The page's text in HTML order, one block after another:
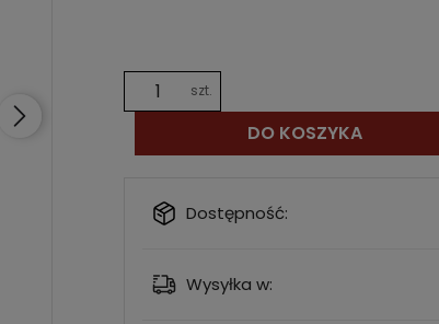
szt.
DO KOSZYKA
Dostępność:
Wysyłka w: